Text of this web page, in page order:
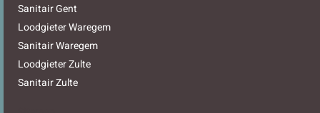
Sanitair Gent
Loodgieter Waregem
Sanitair Waregem
Loodgieter Zulte
Sanitair Zulte